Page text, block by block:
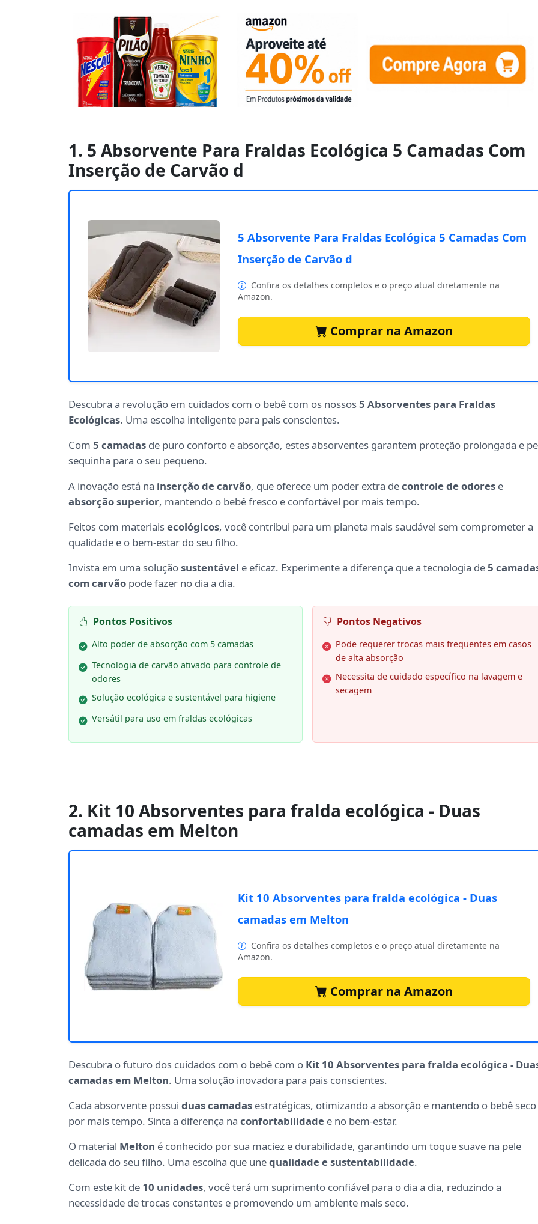
1. 5 Absorvente Para Fraldas Ecológica 5 Camadas Com
Inserção de Carvão d
5 Absorvente Para Fraldas Ecológica 5 Camadas Com
Inserção de Carvão d
Confira os detalhes completos e o preço atual diretamente na
Amazon.
Comprar na Amazon
Descubra a revolução em cuidados com o bebê com os nossos5 Absorventes para Fraldas
Ecológicas. Uma escolha inteligente para pais conscientes.
Com 5 camadas de puro conforto e absorção, estes absorventes garantem proteção prolongada e
sequinha para o seu pequeno.
A inovação está na inserção de carvão, que oferece um poder extra decontrole de odores e
absorção superior, mantendo o bebê fresco e confortável por mais tempo.
Feitos com materiaisecológicos, você contribui para um planeta mais saudável sem comprometer a
qualidade e o bem-estar do seu filho.
Invista em uma soluçãosustentável e eficaz. Experimente a diferença que a tecnologia de5
com carvão pode fazer no dia a dia.
Pontos Positivos
Alto poder de absorção com 5 camadas
Tecnologia de carvão ativado para controle de
odores
Solução ecológica e sustentável para higiene
Versátil para uso em fraldas ecológicas
Pontos Negativos
Pode requerer trocas mais frequentes em casos
de alta absorção
Necessita de cuidado específico na lavagem e
secagem
2. Kit 10 Absorventes para fralda ecológica - Duas
camadas em Melton
Kit 10 Absorventes para fralda ecológica - Duas
camadas em Melton
Confira os detalhes completos e o preço atual diretamente na
Amazon.
Comprar na Amazon
Descubra o futuro dos cuidados com o bebê com o Kit 10 Absorventes para fralda ecológica -
camadas em Melton. Uma solução inovadora para pais conscientes.
Cada absorvente possui duas camadas estratégicas, otimizando a absorção e mantendo o bebê seco
por mais tempo. Sinta a diferença na confortabilidade e no bem-estar.
O material Melton é conhecido por sua maciez e durabilidade, garantindo um toque suave na pele
delicada do seu filho. Uma escolha que unequalidade e sustentabilidade.
Com este kit de 10 unidades, você terá um suprimento confiável para o dia a dia, reduzindo a
necessidade de trocas constantes e promovendo um ambiente mais seco.